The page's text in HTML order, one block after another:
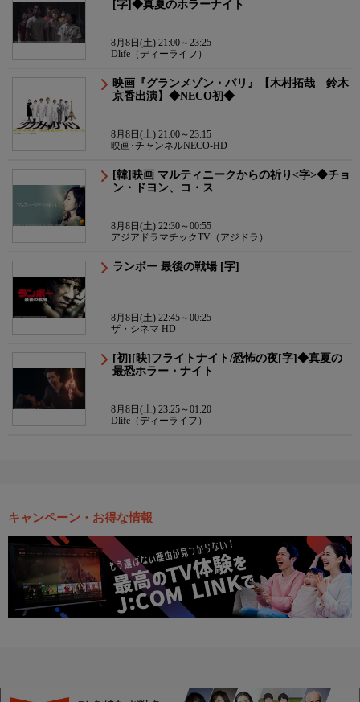
[字]◆真夏のホラーナイト
8月8日(土) 21:00～23:25
Dlife（ディーライフ）
映画『グランメゾン・パリ』【木村拓哉 鈴木
京香出演】◆NECO初◆
8月8日(土) 21:00～23:15
映画･チャンネルNECO-HD
[韓]映画 マルティニークからの祈り<字>◆チョ
ン・ドヨン、コ・ス
8月8日(土) 22:30～00:55
アジアドラマチックTV（アジドラ）
ランボー 最後の戦場 [字]
8月8日(土) 22:45～00:25
ザ・シネマ HD
[初][映]フライトナイト/恐怖の夜[字]◆真夏の
最恐ホラー・ナイト
8月8日(土) 23:25～01:20
Dlife（ディーライフ）
キャンペーン・お得な情報